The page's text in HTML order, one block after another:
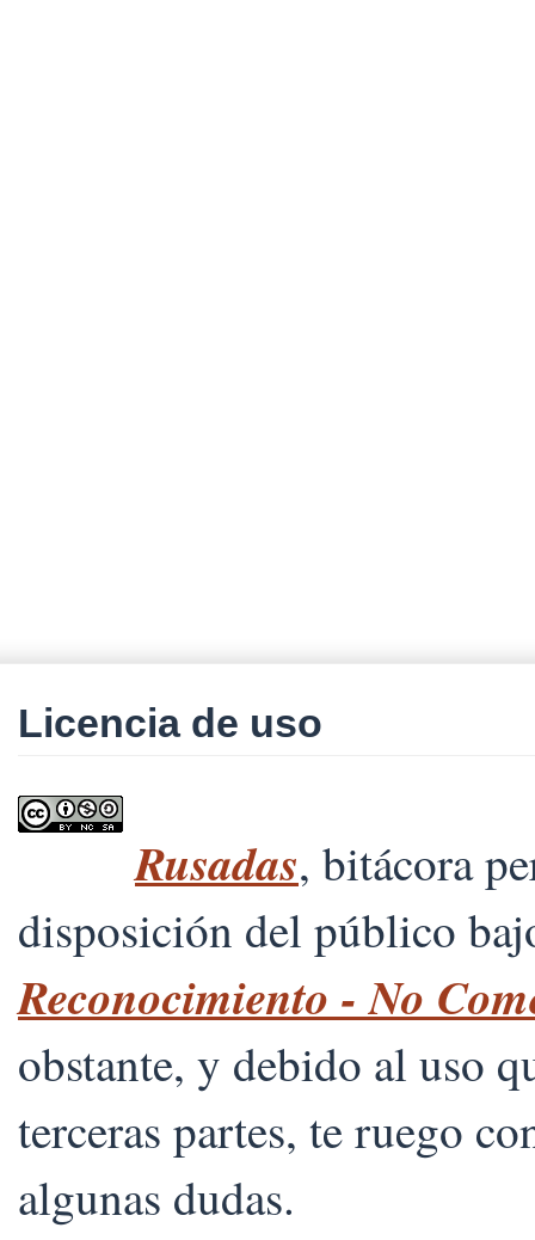
Licencia de uso
Rusadas, bitácora
disposición del público
Reconocimiento - No
obstante, y debido al uso
terceras partes, te ruego
algunas dudas.